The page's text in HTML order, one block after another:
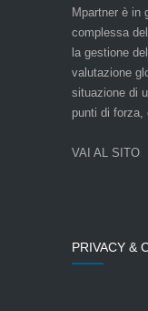
Mpartner è in
complessa
la gestione
valutazione
situazione di
punti di
VAI AL SITO
PRIVACY &